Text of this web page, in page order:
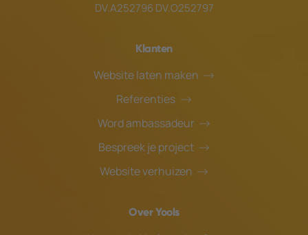
DV.A252796 DV.O252797
Klanten
Website laten maken
Referenties
Word ambassadeur
Bespreek je project
Website verhuizen
Over Yools